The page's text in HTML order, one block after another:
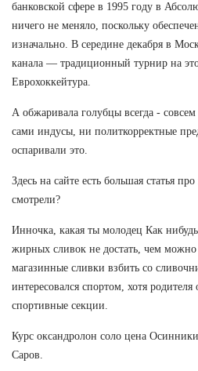
банковской сфере в 1995 году в
ничего не меняло, поскольку
изначально. В середине декабря в
канала — традиционный турнир на
Еврохоккейтура.
А обжаривала голубцы всегда -
сами индусы, ни политкорректные
оспаривали это.
Здесь на сайте есть большая статья
смотрели?
Инночка, какая ты молодец Как
жирных сливок не достать, чем
магазинные сливки взбить со
интересовался спортом, хотя
спортивные секции.
Курс оксандролон соло цена
Саров.